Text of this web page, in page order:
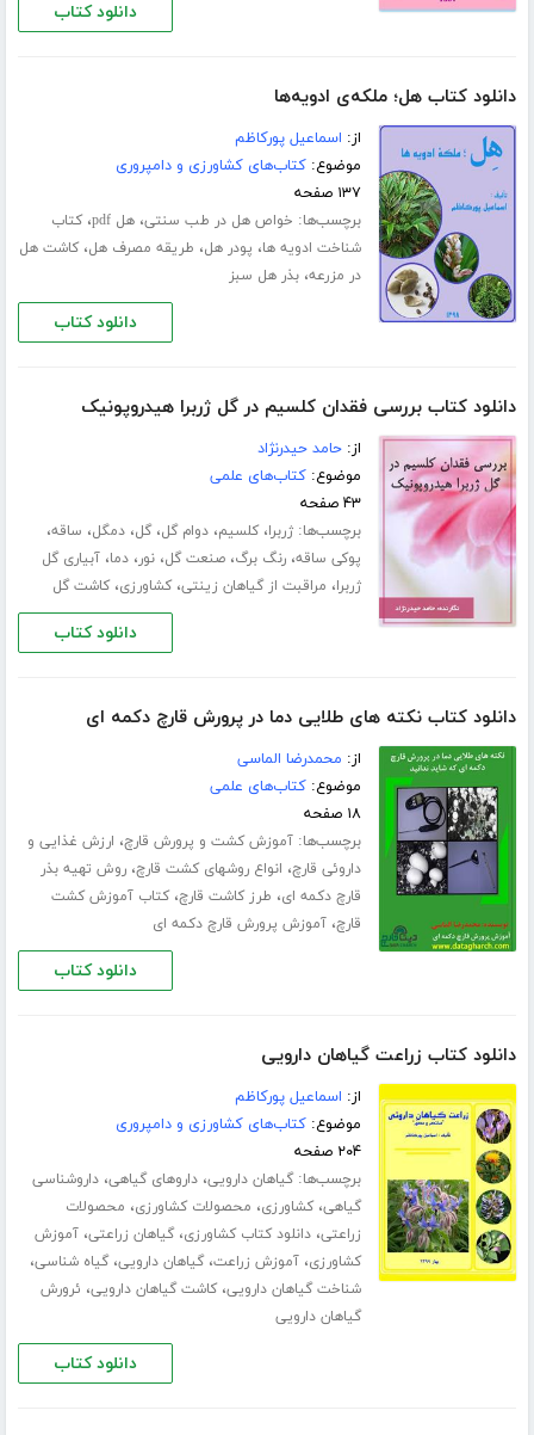
دانلود کتاب
دانلود کتاب هل؛ ملکه‌ی ادویه‌ها
از: اسماعیل پورکاظم
موضوع:کتاب‌های کشاورزی و دامپروری
۱۳۷ صفحه
برچسب‌ها: خواص هل در طب سنتی،هل pdf ،کتاب
شناخت ادویه ها، پودر هل، طریقه مصرف هل،کاشت هل
در مزرعه،بذر هل سبز
دانلود کتاب
دانلود کتاب بررسی فقدان کلسیم در گل ژربرا هیدروپونیک
از:حامد حیدرنژاد
موضوع:کتاب‌های علمی
۴۳ صفحه
برچسب‌ها:ژربرا،کلسیم،دوام گل،گل،دمگل، ساقه،
پوکی ساقه،رنگ برگ،صنعت گل،نور،دما،آبیاری گل
ژربرا، مراقبت از گیاهان زینتی،کشاورزی،کاشت گل
دانلود کتاب
دانلود کتاب نکته های طلایی دما در پرورش قارچ دکمه ای
از: محمدرضا الماسی
موضوع:کتاب‌های علمی
۱۸ صفحه
برچسب‌ها:آموزش کشت و پرورش قارچ، ارزش غذایی و
داروئی قارچ، انواع روشهای کشت قارچ،روش تهیه بذر
قارچ دکمه ای، طرز کاشت قارچ،کتاب آموزش کشت
قارچ،آموزش پرورش قارچ دکمه ای
دانلود کتاب
دانلود کتاب زراعت گیاهان دارویی
از: اسماعیل پورکاظم
موضوع:کتاب‌های کشاورزی و دامپروری
۲۰۴ صفحه
برچسب‌ها:گیاهان دارویی،داروهای گیاهی،داروشناسی
گیاهی،کشاورزی، محصولات کشاورزی، محصولات
زراعتی،دانلود کتاب کشاورزی،گیاهان زراعتی،آموزش
کشاورزی،آموزش زراعت،گیاهان دارویی،گیاه شناسی،
شناخت گیاهان دارویی،کاشت گیاهان دارویی، ئرورش
گیاهان دارویی
دانلود کتاب